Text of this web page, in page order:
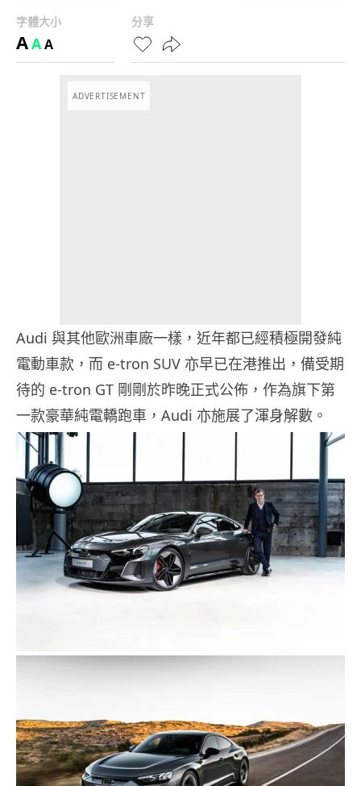
字體大小
AAA
分享
ADVERTISEMENT
Audi 與其他歐洲車廠一樣，近年都已經積極開發純
電動車款，而 e-tron SUV 亦早已在港推出，備受期
待的 e-tron GT 剛剛於昨晚正式公佈，作為旗下第
一款豪華純電轎跑車，Audi 亦施展了渾身解數。